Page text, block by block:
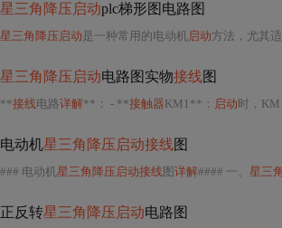
星三角降压启动plc梯形图电路图
星三角降压启动是一种常用的电动机启动方法，尤其
星三角降压启动电路图实物接线图
**接线电路详解**： - **接触器KM1**： 启动 时，
电动机星三角降压启动接线图
### 电动机星三角降压启动接线图 详解#### 一、 星三
正反转星三角降压启动电路图